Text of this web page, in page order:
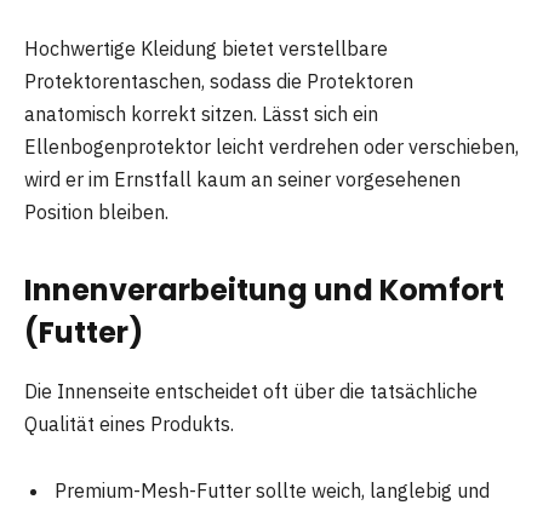
Hochwertige Kleidung bietet verstellbare
Protektorentaschen, sodass die Protektoren
anatomisch korrekt sitzen. Lässt sich ein
Ellenbogenprotektor leicht verdrehen oder verschieben,
wird er im Ernstfall kaum an seiner vorgesehenen
Position bleiben.
Innenverarbeitung und Komfort
(Futter)
Die Innenseite entscheidet oft über die tatsächliche
Qualität eines Produkts.
Premium-Mesh-Futter sollte weich, langlebig und